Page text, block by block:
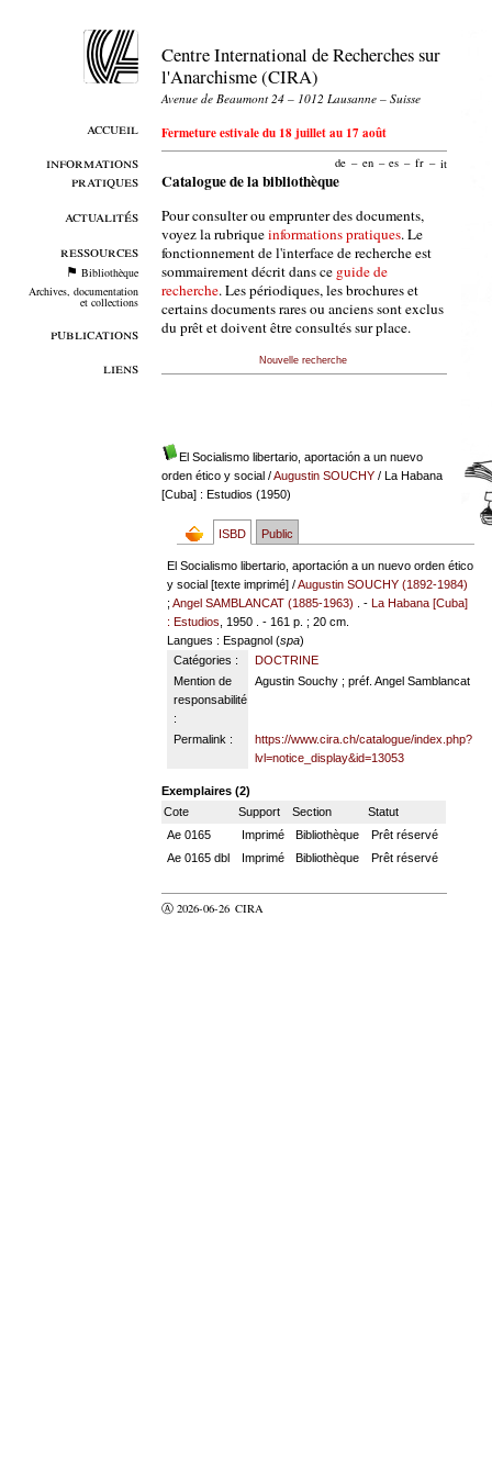
accueil
informations
pratiques
actualités
ressources
Bibliothèque
Archives, documentation
et collections
publications
liens
Centre International de Recherches sur
l'Anarchisme (CIRA)
Avenue de Beaumont 24 – 1012 Lausanne – Suisse
Fermeture estivale du 18 juillet au 17 août
de – en – es – fr – it
Catalogue de la bibliothèque
Pour consulter ou emprunter des documents,
voyez la rubriqueinformations pratiques. Le
fonctionnement de l'interface de recherche est
sommairement décrit dans ce guide de
recherche. Les périodiques, les brochures et
certains documents rares ou anciens sont exclus
du prêt et doivent être consultés sur place.
Nouvelle recherche
El Socialismo libertario, aportación a un nuevo
orden ético y social/Augustin SOUCHY/ La Habana
[Cuba] : Estudios (1950)
ISBD Public
El Socialismo libertario, aportación a un nuevo orden ético
y social [texte imprimé] /Augustin SOUCHY (1892-1984)
;Angel SAMBLANCAT (1885-1963) . -La Habana [Cuba]
: Estudios
, 1950 . - 161 p. ; 20 cm.
Langues : Espagnol (spa)
Catégories :
DOCTRINE
Mention de
responsabilité
:
Agustin Souchy ; préf. Angel Samblancat
Permalink :
https://www.cira.ch/catalogue/index.php?
lvl=notice_display&id=13053
Exemplaires (2)
Cote
Support Section
Statut
Ae 0165
Imprimé Bibliothèque
Prêt réservé
Ae 0165 dbl
Imprimé Bibliothèque Prêt réservé
Ⓐ 2026-06-26 CIRA